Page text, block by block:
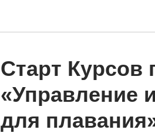
Старт
«Управление
для